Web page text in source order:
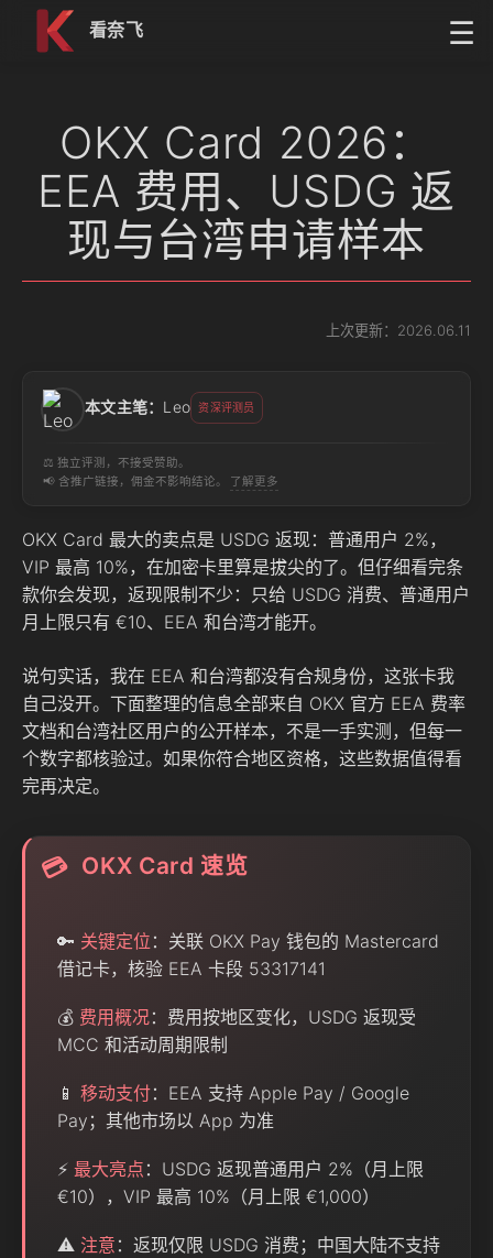
跳到内容
看奈飞 ☰
OKX Card 2026：
EEA 费用、USDG 返
现与台湾申请样本
上次更新：2026.06.11
本文主笔： Leo 资深评测员
⚖️ 独立评测，不接受赞助。
📢 含推广链接，佣金不影响结论。
了解更多
OKX Card 最大的卖点是 USDG 返现：普通用户 2%，
VIP 最高 10%，在加密卡里算是拔尖的了。但仔细看完条
款你会发现，返现限制不少：只给 USDG 消费、普通用户
月上限只有 €10、EEA 和台湾才能开。
说句实话，我在 EEA 和台湾都没有合规身份，这张卡我
自己没开。下面整理的信息全部来自 OKX 官方 EEA 费率
文档和台湾社区用户的公开样本，不是一手实测，但每一
个数字都核验过。如果你符合地区资格，这些数据值得看
完再决定。
💳 OKX Card 速览
🔑 关键定位 ：关联 OKX Pay 钱包的 Mastercard
借记卡，核验 EEA 卡段 53317141
💰 费用概况：费用按地区变化，USDG 返现受
MCC 和活动周期限制
📱 移动支付：EEA 支持 Apple Pay / Google
Pay；其他市场以 App 为准
⚡ 最大亮点 ：USDG 返现普通用户 2%（月上限
€10），VIP 最高 10%（月上限 €1,000）
⚠️ 注意 ：返现仅限 USDG 消费；中国大陆不支持